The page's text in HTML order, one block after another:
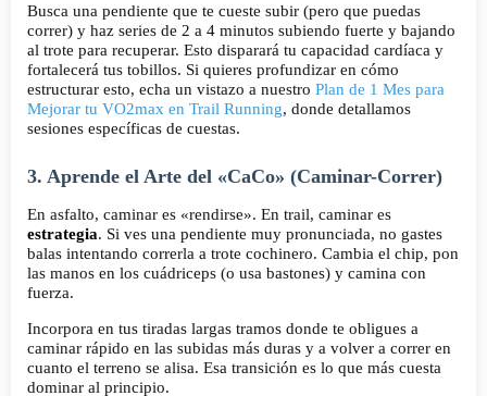
Busca una pendiente que te cueste subir (pero que puedas
correr) y haz series de 2 a 4 minutos subiendo fuerte y bajando
al trote para recuperar. Esto disparará tu capacidad cardíaca y
fortalecerá tus tobillos. Si quieres profundizar en cómo
estructurar esto, echa un vistazo a nuestro Plan de 1 Mes para
Mejorar tu VO2max en Trail Running, donde detallamos
sesiones específicas de cuestas.
3. Aprende el Arte del «CaCo» (Caminar-Correr)
En asfalto, caminar es «rendirse». En trail, caminar es
estrategia. Si ves una pendiente muy pronunciada, no gastes
balas intentando correrla a trote cochinero. Cambia el chip, pon
las manos en los cuádriceps (o usa bastones) y camina con
fuerza.
Incorpora en tus tiradas largas tramos donde te obligues a
caminar rápido en las subidas más duras y a volver a correr en
cuanto el terreno se alisa. Esa transición es lo que más cuesta
dominar al principio.